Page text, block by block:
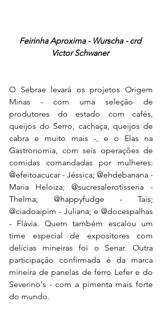
Feirinha Aproxima - Wurscha - crd
Victor Schwaner
O Sebrae levará os projetos Origem
Minas - com uma seleção de
produtores do estado com cafés,
queijos do Serro, cachaça, queijos de
cabra e muito mais -, e o Elas na
Gastronomia, com seis operações de
comidas comandadas por mulheres:
@efeitoacucar - Jéssica; @ehdebanana -
Maria Heloiza; @sucresalerotisseria -
Thelma; @happyfudge - Tais;
@ciadoaipim - Juliana; e @docespalhas
- Flávia. Quem também escalou um
time especial de expositores com
delícias mineiras foi o Senar. Outra
participação confirmada é da marca
mineira de panelas de ferro Lefer e do
Severino's - com a pimenta mais forte
do mundo.